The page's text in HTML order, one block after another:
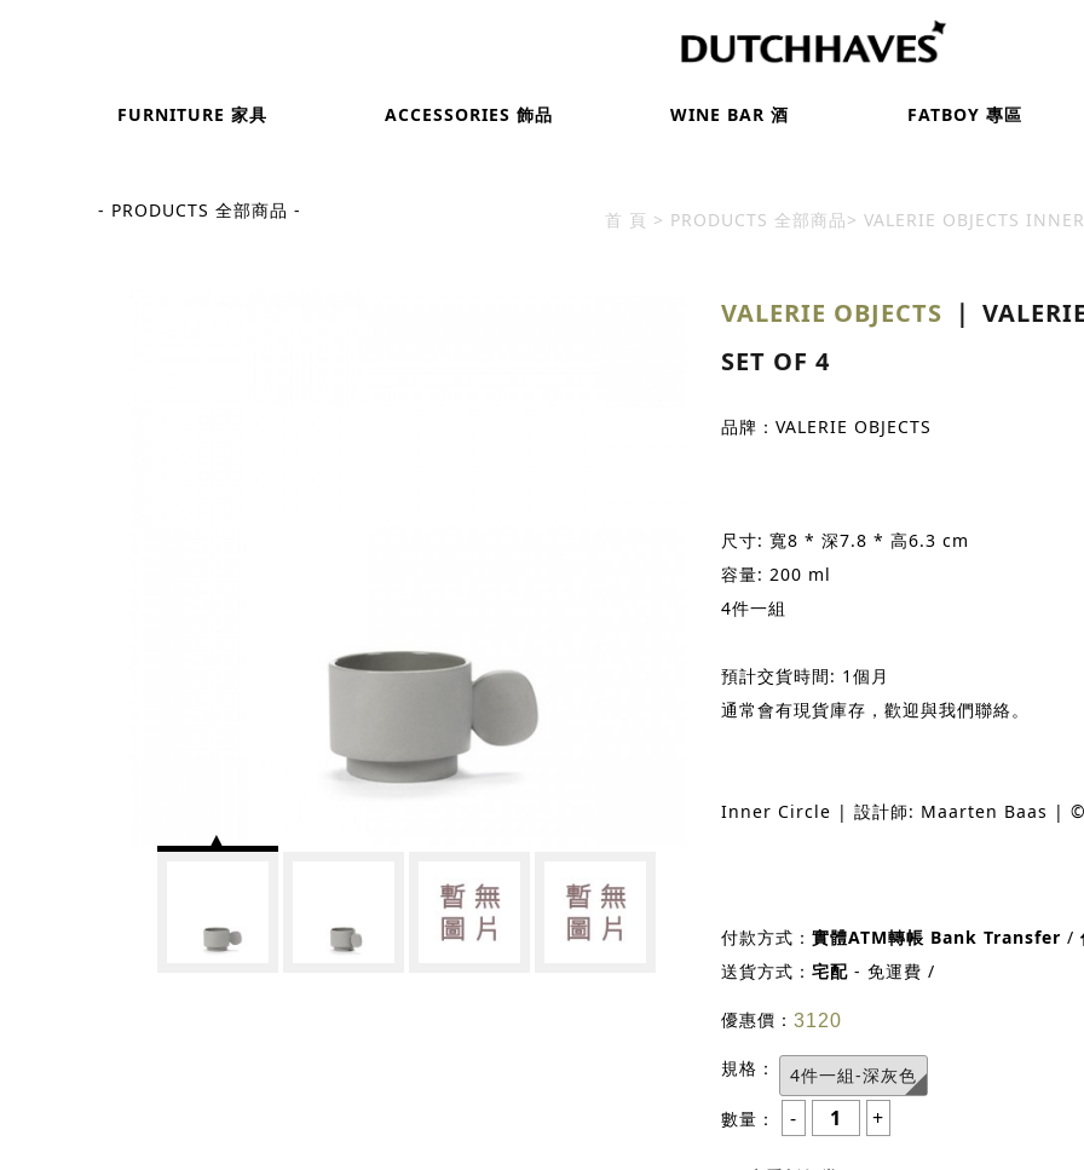
FURNITURE 家具 ACCESSORIES 飾品 WINE BAR 酒 FATBOY 專區
- PRODUCTS 全部商品 - 首 頁 PRODUCTS 全部商品 VALERIE OBJECTS
VALERIE OBJECTS ｜
SET OF 4
品牌：VALERIE OBJECTS
尺寸: 寬8 * 深7.8 * 高6.3 cm
容量: 200 ml
4件一組
預計交貨時間: 1個月
通常會有現貨庫存，歡迎與我們聯絡。
Inner Circle | 設計師: Maarten Baas |
付款方式： 實體ATM轉帳 Bank Transfer /
送貨方式： 宅配- 免運費 /
優惠價： 3120
規格：
4件一組-深灰色
數量：